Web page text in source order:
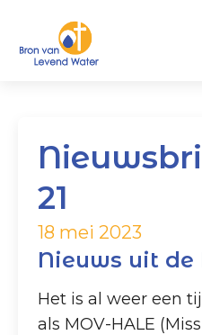
21
18 mei 2023
Nieuws uit
Het is al weer een
als MOV-HALE